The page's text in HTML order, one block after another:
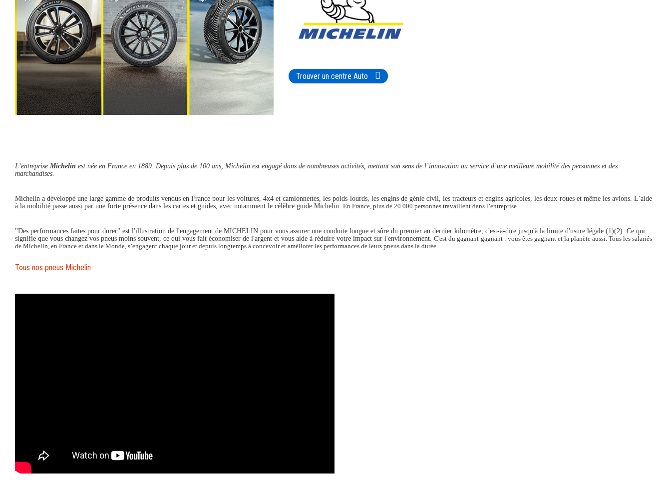
Trouver un centre Auto
L’entreprise Michelin est née en France en 1889. Depuis plus de 100 ans, Michelin est engagé dans de nombreuses activités, mettant son sens de l’innovation au service d’une meilleure mobilité des personnes et des
marchandises.
Michelin a développé une large gamme de produits vendus en France pour les voitures, 4x4 et camionnettes, les poids-lourds, les engins de génie civil, les tracteurs et engins agricoles, les deux-roues et même les avions. L’aide
à la mobilité passe aussi par une forte présence dans les cartes et guides, avec notamment le célèbre guide Michelin. En France, plus de 20 000 personnes travaillent dans l’entreprise.
"Des performances faites pour durer" est l'illustration de l'engagement de MICHELIN pour vous assurer une conduite longue et sûre du premier au dernier kilomètre, c'est-à-dire jusqu'à la limite d'usure légale (1)(2). Ce qui
signifie que vous changez vos pneus moins souvent, ce qui vous fait économiser de l'argent et vous aide à réduire votre impact sur l'environnement. C'est du gagnant-gagnant : vous êtes gagnant et la planète aussi. Tous les salariés
de Michelin, en France et dans le Monde, s’engagent chaque jour et depuis longtemps à concevoir et améliorer les performances de leurs pneus dans la durée.
Tous nos pneus Michelin